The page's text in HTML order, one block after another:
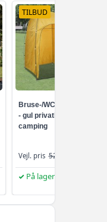
TILBUD
Bruse-/WC-/
- gul privatlivstelt til
camping
Vejl. pris 521,-
På lager